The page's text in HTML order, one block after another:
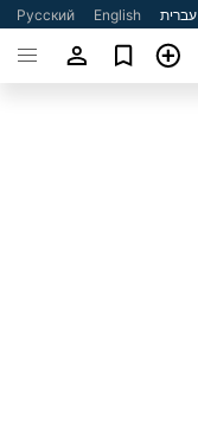
עברית English
Русский